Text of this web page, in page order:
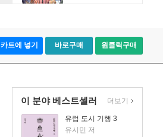
카트에 넣기 바로구매 원클릭구매
이 분야 베스트셀러
유럽 도시 기행 3
유시민 저
더보기